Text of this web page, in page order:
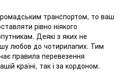
транспортом, то ваш
рівно ніякого
Деякі з яких не
любов до чотирилапих. Тим
правила перевезення
країні, так і за кордоном.